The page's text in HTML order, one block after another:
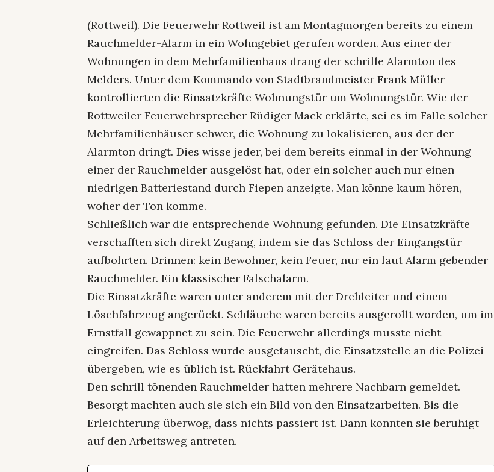
(Rottweil). Die Feuerwehr Rottweil ist am Montagmorgen bereits zu einem
Rauchmelder-Alarm in ein Wohngebiet gerufen worden. Aus einer der
Wohnungen in dem Mehrfamilienhaus drang der schrille Alarmton des
Melders. Unter dem Kommando von Stadtbrandmeister Frank Müller
kontrollierten die Einsatzkräfte Wohnungstür um Wohnungstür. Wie der
Rottweiler Feuerwehrsprecher Rüdiger Mack erklärte, sei es im Falle solcher
Mehrfamilienhäuser schwer, die Wohnung zu lokalisieren, aus der der
Alarmton dringt. Dies wisse jeder, bei dem bereits einmal in der Wohnung
einer der Rauchmelder ausgelöst hat, oder ein solcher auch nur einen
niedrigen Batteriestand durch Fiepen anzeigte. Man könne kaum hören,
woher der Ton komme.
Schließlich war die entsprechende Wohnung gefunden. Die Einsatzkräfte
verschafften sich direkt Zugang, indem sie das Schloss der Eingangstür
aufbohrten. Drinnen: kein Bewohner, kein Feuer, nur ein laut Alarm gebender
Rauchmelder. Ein klassischer Falschalarm.
Die Einsatzkräfte waren unter anderem mit der Drehleiter und einem
Löschfahrzeug angerückt. Schläuche waren bereits ausgerollt worden, um im
Ernstfall gewappnet zu sein. Die Feuerwehr allerdings musste nicht
eingreifen. Das Schloss wurde ausgetauscht, die Einsatzstelle an die Polizei
übergeben, wie es üblich ist. Rückfahrt Gerätehaus.
Den schrill tönenden Rauchmelder hatten mehrere Nachbarn gemeldet.
Besorgt machten auch sie sich ein Bild von den Einsatzarbeiten. Bis die
Erleichterung überwog, dass nichts passiert ist. Dann konnten sie beruhigt
auf den Arbeitsweg antreten.